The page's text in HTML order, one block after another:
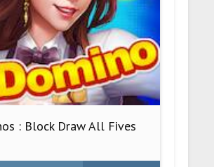
: Block Draw All Fives